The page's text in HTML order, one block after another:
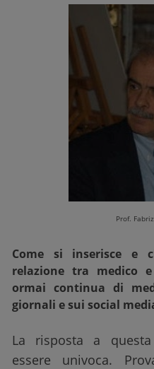
Prof.
Come si inserisce e
relazione tra medico
ormai continua di
giornali e sui social
La risposta a
essere univoca.